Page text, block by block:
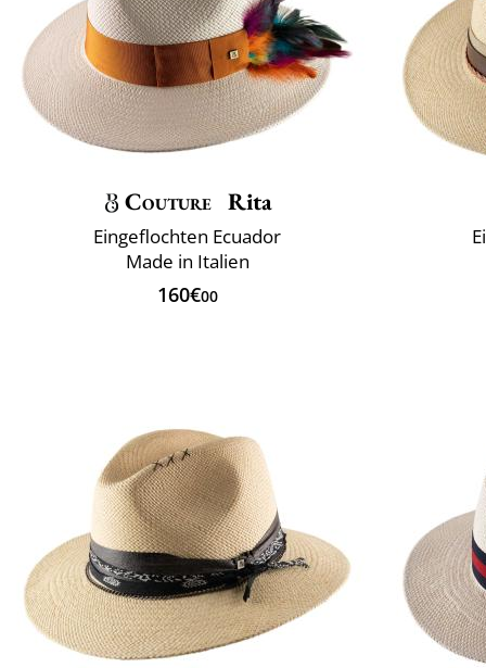
Couture Rita
Eingeflochten Ecuador
Made in Italien
160€00